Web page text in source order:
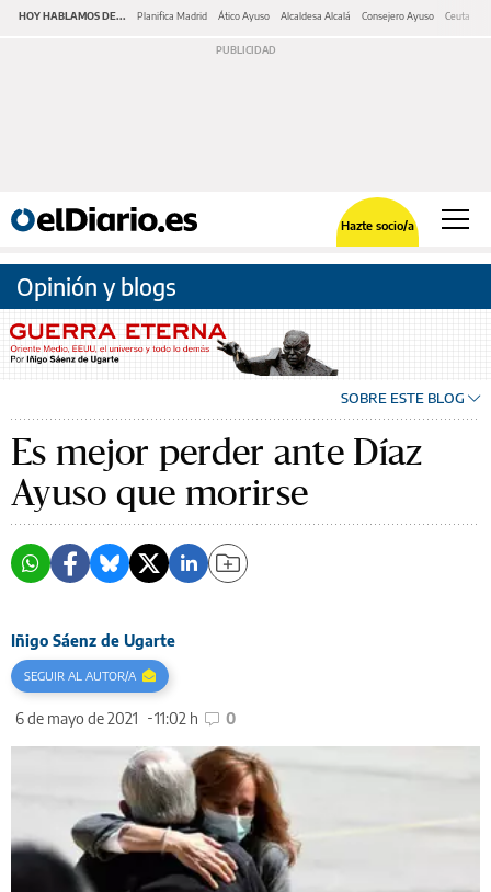
HOY HABLAMOS DE... Planifica Madrid Ático Ayuso Alcaldesa Alcalá Consejero Ayuso Ceuta
Hazte socio/a
Opinión y blogs
SOBRE ESTE BLOG
Es mejor perder ante Díaz
Ayuso que morirse
Iñigo Sáenz de Ugarte
6 de mayo de 2021 11:02 h 0
SEGUIR AL AUTOR/A